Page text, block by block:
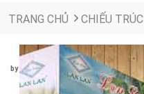
TRANG CHỦ CHIẾU TRÚC
by